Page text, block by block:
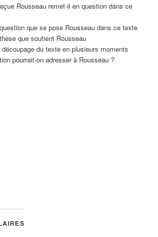
Rousseau remet-il en question dans ce
que se pose Rousseau dans ce texte
que soutient Rousseau
du texte en plusieurs moments
pourrait-on adresser à Rousseau ?